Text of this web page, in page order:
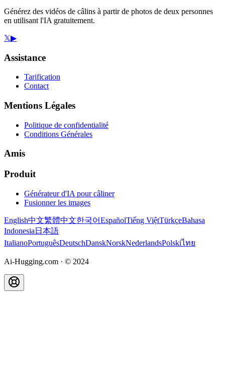
Générez des vidéos de câlins à partir de photos de deux personnes
en utilisant l'IA gratuitement.
𝕏▶
Assistance
Tarification
Contact
Mentions Légales
Politique de confidentialité
Conditions Générales
Amis
Produit
Générateur d'IA pour câliner
Fusionner les images
English中文繁體中文한국어EspañolTiếng ViệtTürkçeBahasa
Indonesia 日本語
ItalianoPortuguêsDeutschDanskNorskNederlandsPolskiไทย
Ai-Hugging.com · © 2024